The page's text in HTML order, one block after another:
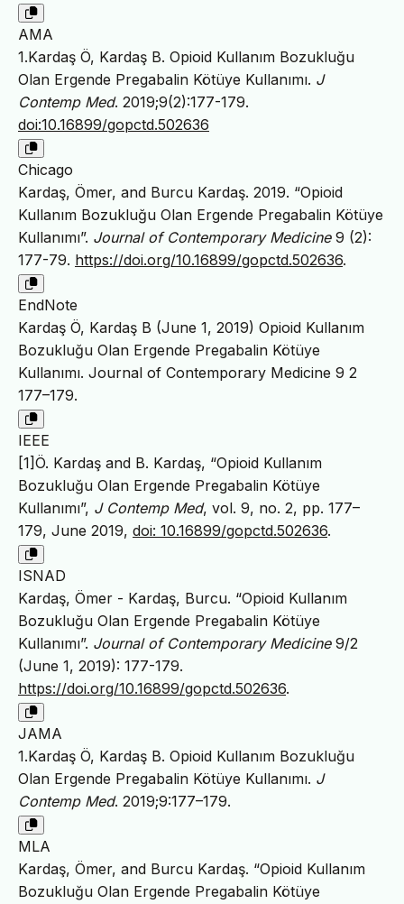
AMA
1.Kardaş Ö, Kardaş B. Opioid Kullanım Bozukluğu
Olan Ergende Pregabalin Kötüye Kullanımı. J
Contemp Med. 2019;9(2):177-179.
doi:10.16899/gopctd.502636
Chicago
Kardaş, Ömer, and Burcu Kardaş. 2019. “Opioid
Kullanım Bozukluğu Olan Ergende Pregabalin Kötüye
Kullanımı”. Journal of Contemporary Medicine9 (2):
177-79. https://doi.org/10.16899/gopctd.502636.
EndNote
Kardaş Ö, Kardaş B (June 1, 2019) Opioid Kullanım
Bozukluğu Olan Ergende Pregabalin Kötüye
Kullanımı. Journal of Contemporary Medicine 9 2
177–179.
IEEE
[1]Ö. Kardaş and B. Kardaş, “Opioid Kullanım
Bozukluğu Olan Ergende Pregabalin Kötüye
Kullanımı”, J Contemp Med, vol. 9, no. 2, pp. 177–
179, June 2019, doi: 10.16899/gopctd.502636.
ISNAD
Kardaş, Ömer - Kardaş, Burcu. “Opioid Kullanım
Bozukluğu Olan Ergende Pregabalin Kötüye
Kullanımı”. Journal of Contemporary Medicine9/2
(June 1, 2019): 177-179.
https://doi.org/10.16899/gopctd.502636.
JAMA
1.Kardaş Ö, Kardaş B. Opioid Kullanım Bozukluğu
Olan Ergende Pregabalin Kötüye Kullanımı. J
Contemp Med. 2019;9:177–179.
MLA
Kardaş, Ömer, and Burcu Kardaş. “Opioid Kullanım
Bozukluğu Olan Ergende Pregabalin Kötüye